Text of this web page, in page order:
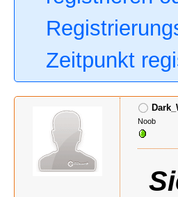
Zeitpunkt
Noob